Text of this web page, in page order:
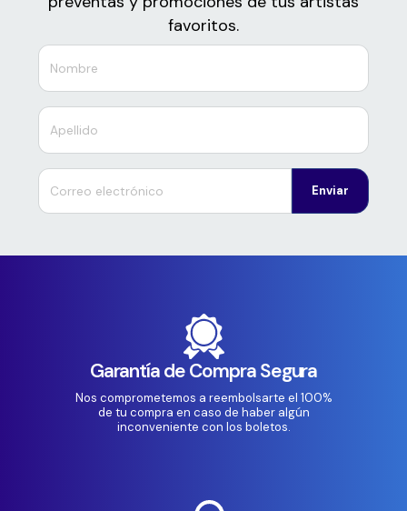
favoritos.
Enviar
Garantía de Compra Segura
Nos comprometemos a reembolsarte el 100%
de tu compra en caso de haber algún
inconveniente con los boletos.